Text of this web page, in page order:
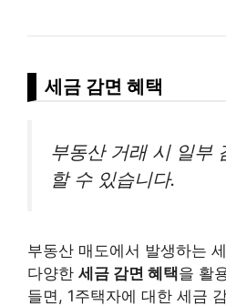
세금 감면 혜택
부동산 거래 시 일부
할 수 있습니다.
부동산 매도에서 발생하는
다양한 세금 감면 혜택을 활
들면, 1주택자에 대한 세금